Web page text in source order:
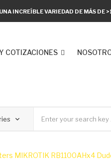
INCREÍBLE VARIEDAD DE MÁS
COTIZACIONES
MIKROTIK RB1100AHx4